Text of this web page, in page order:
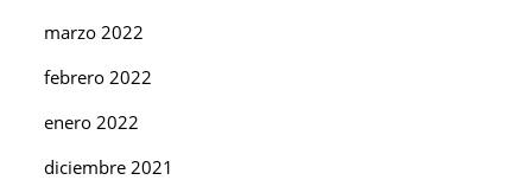
marzo 2022
febrero 2022
enero 2022
diciembre 2021